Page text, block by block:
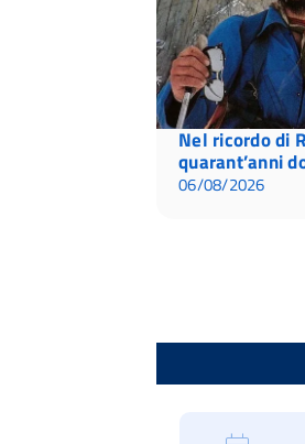
Nel ricordo di
quarant’anni
06/08/2026